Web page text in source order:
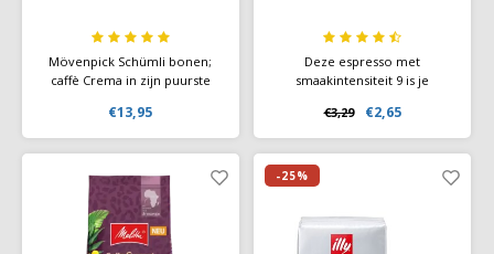
Mövenpick Schümli bonen;
caffè Crema in zijn puurste
moet u zeker Mövenpick
Schümli proberen. Want deze
zeer volumineuze en milde
koffie laat niets te wensen
over en overtuigt zelfs zeer
veeleisende koffiedrinkers.
€13,95
Deze espresso met
smaakintensiteit 9 is je
biodiversiteit van India en de
smaak cacao en geroosterde
tonen te ontdekken.
€3,29 €2,65
-25%